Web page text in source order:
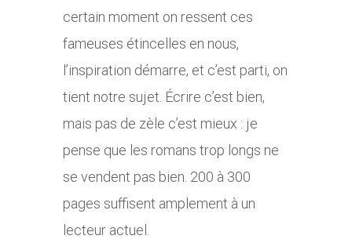
certain moment on ressent ces
fameuses étincelles en nous,
l’inspiration démarre, et c’est parti, on
tient notre sujet. Écrire c’est bien,
mais pas de zèle c’est mieux : je
pense que les romans trop longs ne
se vendent pas bien. 200 à 300
pages suffisent amplement à un
lecteur actuel.